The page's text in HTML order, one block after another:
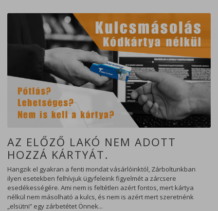
AZ ELŐZŐ LAKÓ NEM ADOTT
HOZZÁ KÁRTYÁT.
Hangzik el gyakran a fenti mondat vásárlóinktól, Zárboltunkban
ilyen esetekben felhívjuk ügyfeleink figyelmét a zárcsere
esedékességére. Ami nem is feltétlen azért fontos, mert kártya
nélkül nem másolható a kulcs, és nem is azért mert szeretnénk
„elsütni” egy zárbetétet Önnek...